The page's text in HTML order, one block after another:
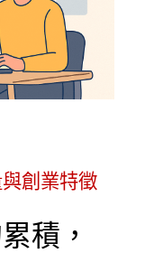
創業特徵
積，